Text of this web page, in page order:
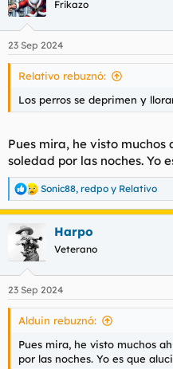
i
e
s
Frikazo
23 Sep 2024
Relativo rebuznó:
Los perros se deprimen y
Pues mira, he visto muchos
soledad por las noches. Yo
R
e
a
c
c
e
s
Sonic88, redpo y Relativo
Harpo
Veterano
23 Sep 2024
Alduin rebuznó:
Pues mira, he visto muchos
por las noches. Yo es que